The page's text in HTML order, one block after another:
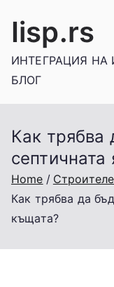
Iisp.rs
ИНТЕГРАЦИЯ
БЛОГ
Как трябва
Home
Как трябва да
къщата?